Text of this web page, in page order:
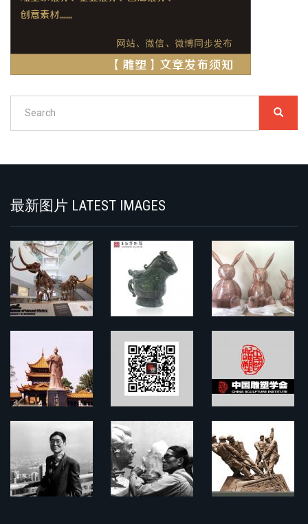
最新图片 LATEST IMAGES